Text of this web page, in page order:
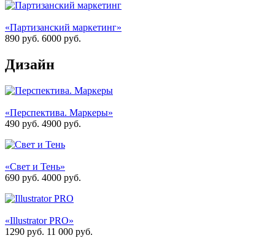
«Партизанский маркетинг»
890 руб. 6000 руб.
Дизайн
«Перспектива. Маркеры»
490 руб. 4900 руб.
«Свет и Тень»
690 руб. 4000 руб.
«Illustrator PRO»
1290 руб. 11 000 руб.